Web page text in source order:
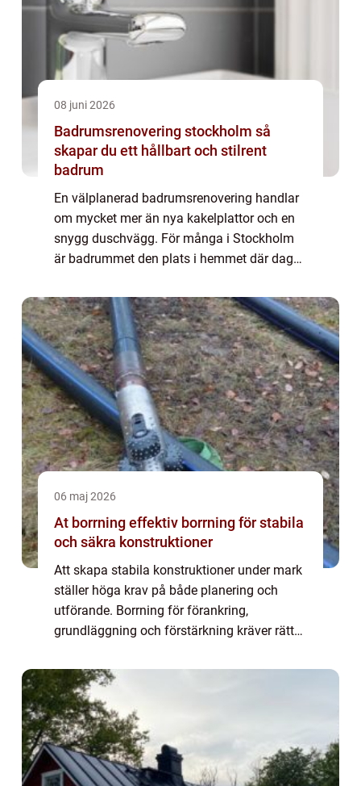
08 juni 2026
Badrumsrenovering stockholm så
skapar du ett hållbart och stilrent
badrum
En välplanerad badrumsrenovering handlar
om mycket mer än nya kakelplattor och en
snygg duschvägg. För många i Stockholm
är badrummet den plats i hemmet där dagen
badrumsrenovering stockholm blir frågor
om ...
06 maj 2026
At borrning effektiv borrning för stabila
och säkra konstruktioner
Att skapa stabila konstruktioner under mark
ställer höga krav på både planering och
utförande. Borrning för förankring,
grundläggning och förstärkning kräver rätt
på säkerhet. När arbetet utförs korrekt få...